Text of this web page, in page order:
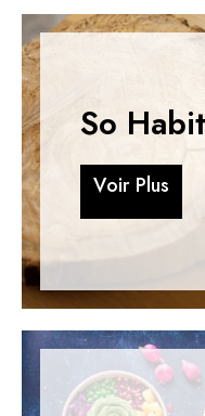
So
Voir Plus
Voir Plus